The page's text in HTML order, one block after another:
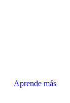
Aprende más